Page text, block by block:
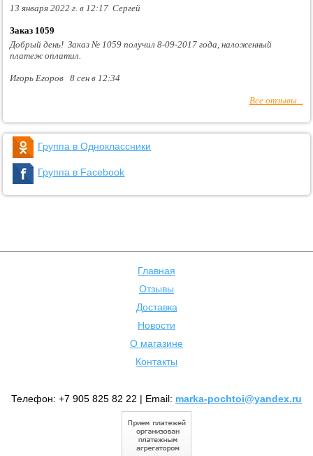
13 января 2022 г. в 12:17 Сергей
Заказ 1059
Добрый день! Заказ № 1059 получил 8-09-2017 года, наложенный
платеж оплатил.
Игорь Егоров 8 сен в 12:34
Все отзывы...
Группа в Одноклассники
Группа в Facebook
Главная
Отзывы
Доставка
Новости
О магазине
Контакты
Телефон: +7 905 825 82 22 | Email: marka-pochtoi@yandex.ru